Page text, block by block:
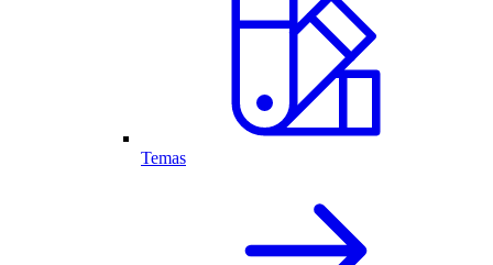
Temas